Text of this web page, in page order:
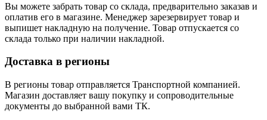
Вы можете забрать товар со склада, предварительно заказав и
оплатив его в магазине. Менеджер зарезервирует товар и
выпишет накладную на получение. Товар отпускается со
склада только при наличии накладной.
Доставка в регионы
В регионы товар отправляется Транспортной компанией.
Магазин доставляет вашу покупку и сопроводительные
документы до выбранной вами ТК.